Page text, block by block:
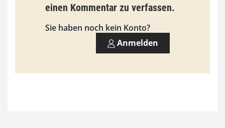
3
0
0
einen Kommentar zu verfassen.
Sie haben noch kein Konto?
Anmelden